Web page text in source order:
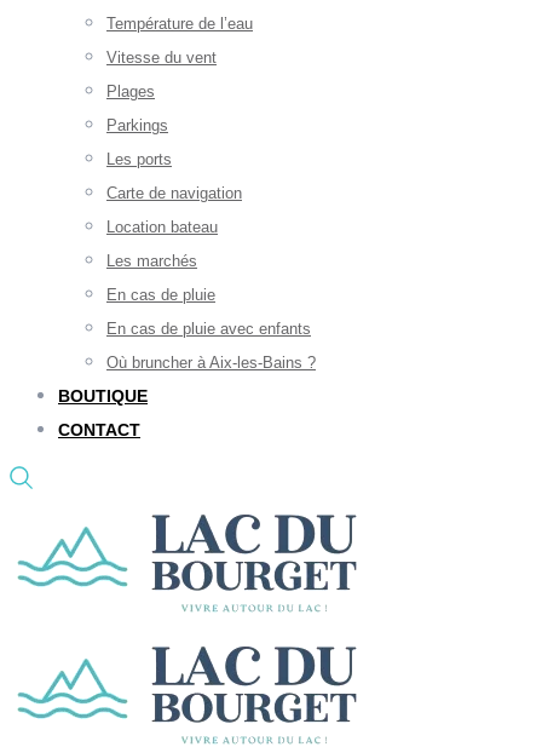
Température de l’eau
Vitesse du vent
Plages
Parkings
Les ports
Carte de navigation
Location bateau
Les marchés
En cas de pluie
En cas de pluie avec enfants
Où bruncher à Aix-les-Bains ?
BOUTIQUE
CONTACT